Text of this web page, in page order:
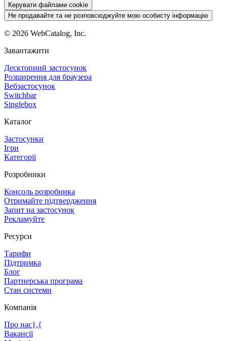
Керувати файлами cookie
Не продавайте та не розповсюджуйте мою особисту інформацію
© 2026 WebCatalog, Inc.
Завантажити
Десктопний застосунок
Розширення для браузера
Вебзастосунок
Switchbar
Singlebox
Каталог
Застосунки
Ігри
Категорії
Розробники
Консоль розробника
Отримайте підтвердження
Запит на застосунок
Рекламуйте
Ресурси
Тарифи
Підтримка
Блог
Партнерська програма
Стан системи
Компанія
Про нас},{
Вакансії